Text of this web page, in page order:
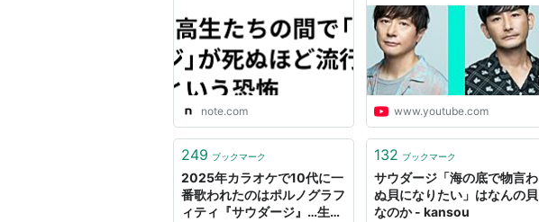
note.com www.youtube.com
249 ブックマーク
2025年カラオケで10代に一
番歌われたのはポルノグラフ
ィティ『サウダージ』…生ま
132 ブックマーク
サウダージ「海の底で物言わ
ぬ貝になりたい」はなんの貝
なのか - kansou